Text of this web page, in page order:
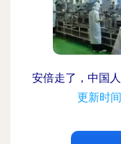
安倍走了，中国
更新时